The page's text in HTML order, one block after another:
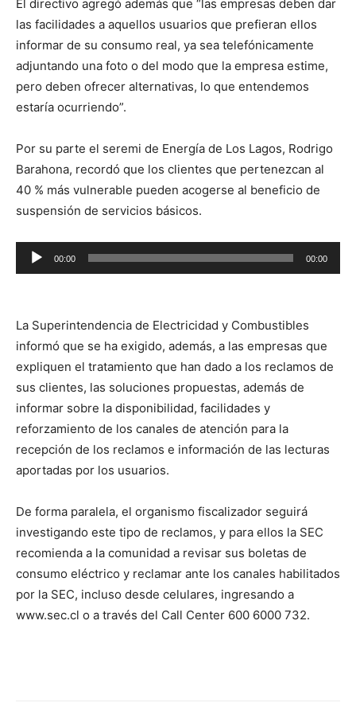
El directivo agregó además que “las empresas deben dar
las facilidades a aquellos usuarios que prefieran ellos
informar de su consumo real, ya sea telefónicamente
adjuntando una foto o del modo que la empresa estime,
pero deben ofrecer alternativas, lo que entendemos
estaría ocurriendo”.
Por su parte el seremi de Energía de Los Lagos, Rodrigo
Barahona, recordó que los clientes que pertenezcan al
40 % más vulnerable pueden acogerse al beneficio de
suspensión de servicios básicos.
Reproductor
de
00:00 00:00
La Superintendencia de Electricidad y Combustibles
informó que se ha exigido, además, a las empresas que
expliquen el tratamiento que han dado a los reclamos de
sus clientes, las soluciones propuestas, además de
informar sobre la disponibilidad, facilidades y
reforzamiento de los canales de atención para la
recepción de los reclamos e información de las lecturas
aportadas por los usuarios.
De forma paralela, el organismo fiscalizador seguirá
investigando este tipo de reclamos, y para ellos la SEC
recomienda a la comunidad a revisar sus boletas de
consumo eléctrico y reclamar ante los canales habilitados
por la SEC, incluso desde celulares, ingresando a
www.sec.cl o a través del Call Center 600 6000 732.